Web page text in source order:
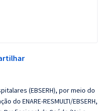
(EBSERH), por meio do
do ENARE-RESMULTI/EBSERH,